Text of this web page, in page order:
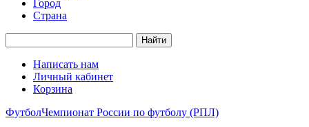
Город
Страна
Найти
Написать нам
Личный кабинет
Корзина
ФутболЧемпионат России по футболу (РПЛ)